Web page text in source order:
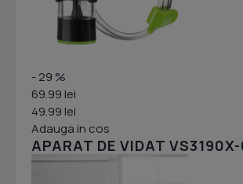
- 29 %
69.99 lei
49.99 lei
Adauga in cos
APARAT DE VIDAT VS3190X-